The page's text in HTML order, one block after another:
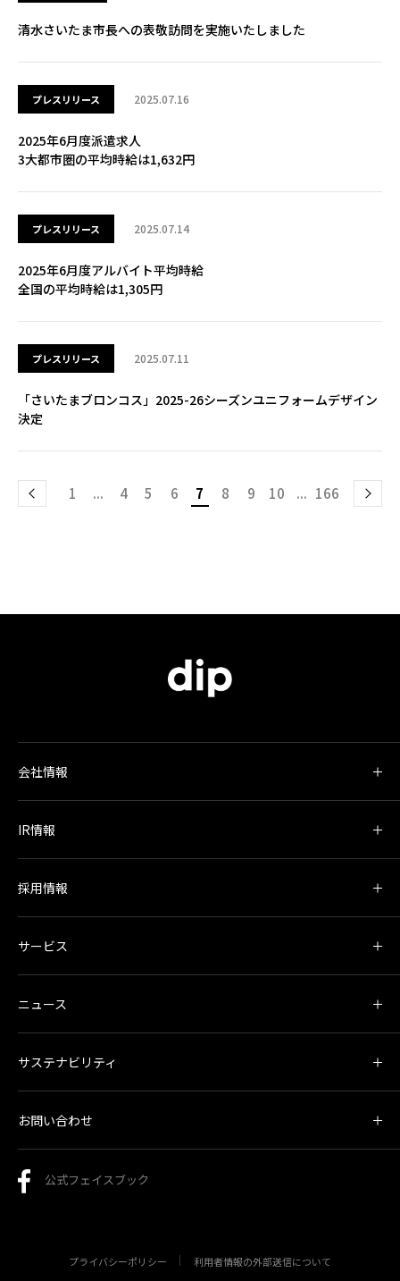
清水さいたま市長への表敬訪問を実施いたしました
プレスリリース 2025.07.16
2025年6月度派遣求人
3大都市圏の平均時給は1,632円
プレスリリース 2025.07.14
2025年6月度アルバイト平均時給
全国の平均時給は1,305円
プレスリリース 2025.07.11
「さいたまブロンコス」2025-26シーズンユニフォームデザイン
決定
1 ... 4 5 6 7 8 9 10 ... 166
会社情報
IR情報
採用情報
サービス
ニュース
サステナビリティ
お問い合わせ
公式フェイスブック
プライバシーポリシー
利用者情報の外部送信について